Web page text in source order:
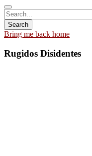
Bring me back home
Rugidos Disidentes